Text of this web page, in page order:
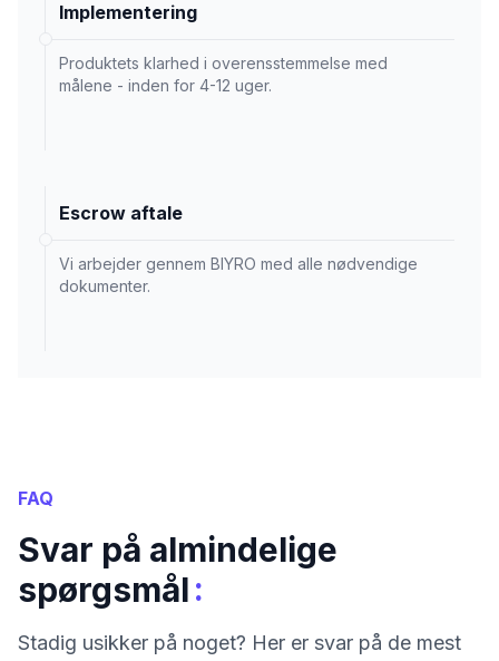
Implementering
Produktets klarhed i overensstemmelse med
målene - inden for 4-12 uger.
Escrow aftale
Vi arbejder gennem BIYRO med alle nødvendige
dokumenter.
FAQ
Svar på almindelige
spørgsmål:
Stadig usikker på noget? Her er svar på de mest